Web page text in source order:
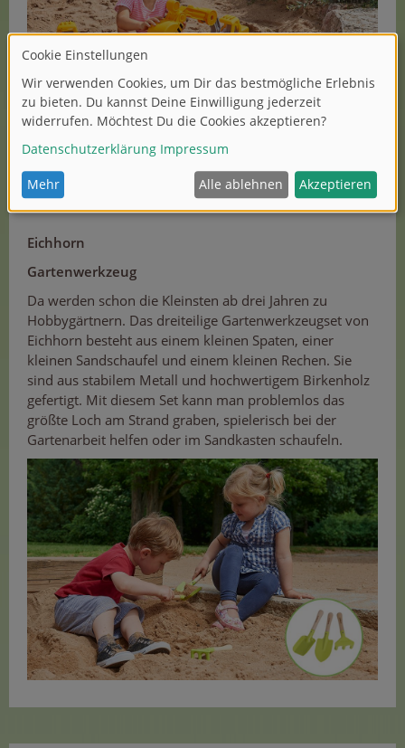
Eichhorn
Gartenwerkzeug
Da werden schon die Kleinsten ab drei Jahren zu
Hobbygärtnern. Das dreiteilige Gartenwerkzeugset von
Eichhorn besteht aus einem kleinen Spaten, einer
kleinen Sandschaufel und einem kleinen Rechen. Sie
sind aus stabilem Metall und hochwertigem Birkenholz
gefertigt. Mit diesem Set kann man problemlos das
größte Loch am Strand graben, spielerisch bei der
Gartenarbeit helfen oder im Sandkasten schaufeln.